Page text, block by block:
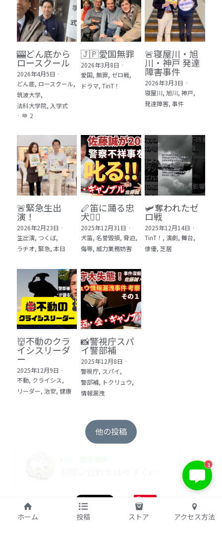
🎰どん底から
ロースクール
2026年4月5日 ·
どん底, ロースクール,
筑波大学,
法科大学院, 入学式
·
2
🇯🇵愛国無罪
2026年3月8日 ·
愛国, 無罪, ゼロ戦,
ドラマ, TinT！
🚨寝屋川・旭
川・神戸 発達
障害事件
2026年3月3日 ·
寝屋川, 旭川, 神戸,
発達障害, 事件
🚨緊急生出
演！
2026年2月23日 ·
生出演, つくば,
ラヂオ, 緊急, 本日
🪈笛に踊る忠
犬🐕‍🦺
2025年12月31日 ·
犬笛, 名誉毀損, 脅迫,
侮辱, 威力業務妨害
🛩️奪われたゼ
ロ戦
2025年12月14日 ·
TinT！, 演劇, 舞台,
俳優, 芝居
👹不動のクラ
イシスリーダ
ー
2025年12月9日 ·
不動, クライシス,
リーダー, 治安, 健康
📸警視庁スパ
イ警部補
2025年12月8日 ·
警視庁, スパイ,
警部補, トクリュウ,
情報漏洩
他の投稿
保存
©2017 kibi inc.（株式会社 kibi）
ホーム 投稿 ストア アクセス方法
1